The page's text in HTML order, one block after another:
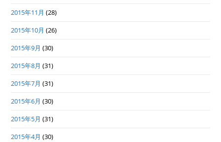
2015年11月 (28)
2015年10月 (26)
2015年9月 (30)
2015年8月 (31)
2015年7月 (31)
2015年6月 (30)
2015年5月 (31)
2015年4月 (30)